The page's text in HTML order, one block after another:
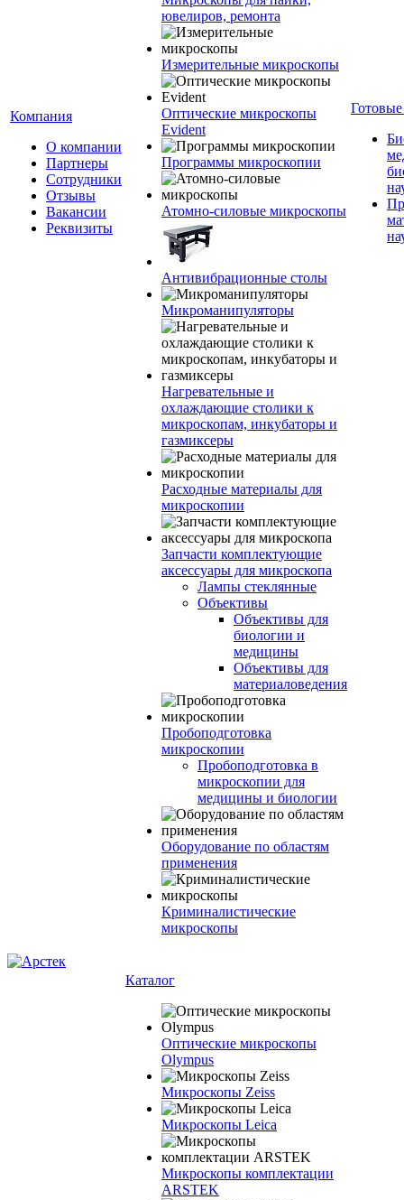
Компания
О компании
Партнеры
Сотрудники
Отзывы
Вакансии
Реквизиты
ювелиров, ремонта
Измерительные микроскопы
Оптические микроскопы
Evident
Программы микроскопии
Атомно-силовые микроскопы
Антивибрационные столы
Микроманипуляторы
Нагревательные и
охлаждающие столики к
микроскопам, инкубаторы и
газмиксеры
Расходные материалы для
микроскопии
Запчасти комплектующие
аксессуары для микроскопа
Лампы стеклянные
Объективы
Объективы для
биологии и
медицины
Объективы для
материаловедения
Пробоподготовка
микроскопии
Пробоподготовка в
микроскопии для
медицины и биологии
Оборудование по областям
применения
Криминалистические
микроскопы
Каталог
Оптические микроскопы
Olympus
Микроскопы Zeiss
Микроскопы Leica
Микроскопы комплектации
ARSTEK